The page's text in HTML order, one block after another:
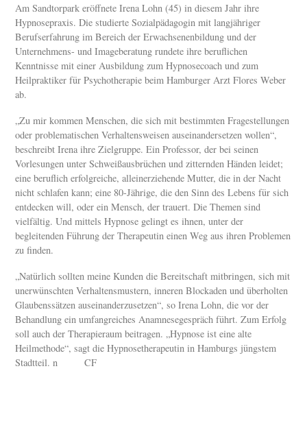
Am Sandtorpark eröffnete Irena Lohn (45) in diesem Jahr ihre
Hypnosepraxis. Die studierte Sozialpädagogin mit langjähriger
Berufserfahrung im Bereich der Erwachsenenbildung und der
Unternehmens- und Imageberatung rundete ihre beruflichen
Kenntnisse mit einer Ausbildung zum Hypnosecoach und zum
Heilpraktiker für Psychotherapie beim Hamburger Arzt Flores Weber
ab.
„Zu mir kommen Menschen, die sich mit bestimmten Fragestellungen
oder problematischen Verhaltensweisen auseinandersetzen wollen“,
beschreibt Irena ihre Zielgruppe. Ein Professor, der bei seinen
Vorlesungen unter Schweißausbrüchen und zitternden Händen leidet;
eine beruflich erfolgreiche, alleinerziehende Mutter, die in der Nacht
nicht schlafen kann; eine 80-Jährige, die den Sinn des Lebens für sich
entdecken will, oder ein Mensch, der trauert. Die Themen sind
vielfältig. Und mittels Hypnose gelingt es ihnen, unter der
begleitenden Führung der Therapeutin einen Weg aus ihren Problemen
zu finden.
„Natürlich sollten meine Kunden die Bereitschaft mitbringen, sich mit
unerwünschten Verhaltensmustern, inneren Blockaden und überholten
Glaubenssätzen auseinanderzusetzen“, so Irena Lohn, die vor der
Behandlung ein umfangreiches Anamnesegespräch führt. Zum Erfolg
soll auch der Therapieraum beitragen. „Hypnose ist eine alte
Heilmethode“, sagt die Hypnosetherapeutin in Hamburgs jüngstem
Stadtteil. n CF